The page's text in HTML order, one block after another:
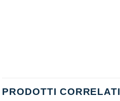
PRODOTTI CORRELATI